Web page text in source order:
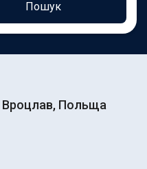
Пошук
Вроцлав, Польща